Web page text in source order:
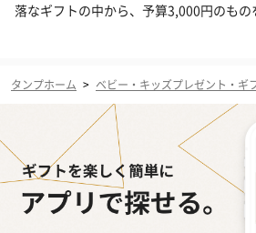
落なギフトの中から、予算3,000円のもの
タンプホーム > ベビー・キッズプレゼント・ギ